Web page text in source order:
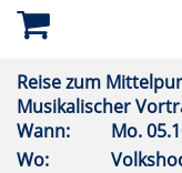
Reise zum
Musikalischer
Wann:
Mo.
Wo: